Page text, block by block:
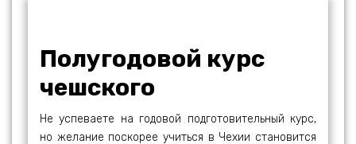
Полугодовой курс
чешского
Не успеваете на годовой подготовительный курс,
но желание поскорее учиться в Чехии становится